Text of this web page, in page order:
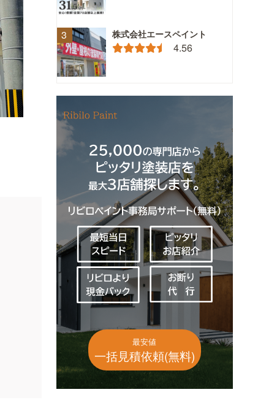
株式会社エースペイント
4.56
最安値
一括見積依頼(無料)